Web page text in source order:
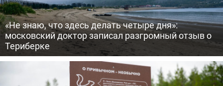
«Не знаю, что здесь делать четыре дня»:
московский доктор записал разгромный отзыв о
Териберке